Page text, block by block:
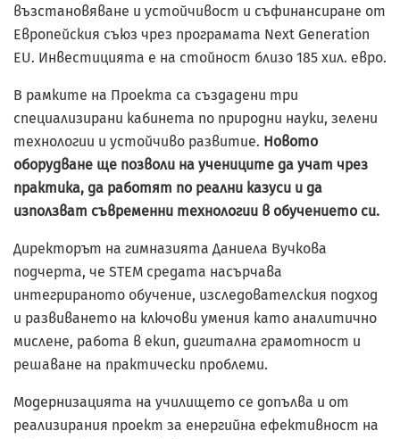
възстановяване и устойчивост и съфинансиране от
Европейския съюз чрез програмата Next Generation
EU. Инвестицията е на стойност близо 185 хил. евро.
В рамките на Проекта са създадени три
специализирани кабинета по природни науки, зелени
технологии и устойчиво развитие. Новото
оборудване ще позволи на учениците да учат чрез
практика, да работят по реални казуси и да
използват съвременни технологии в обучението си.
Директорът на гимназията Даниела Вучкова
подчерта, че STEM средата насърчава
интегрираното обучение, изследователския подход
и развиването на ключови умения като аналитично
мислене, работа в екип, дигитална грамотност и
решаване на практически проблеми.
Модернизацията на училището се допълва и от
реализирания проект за енергийна ефективност на